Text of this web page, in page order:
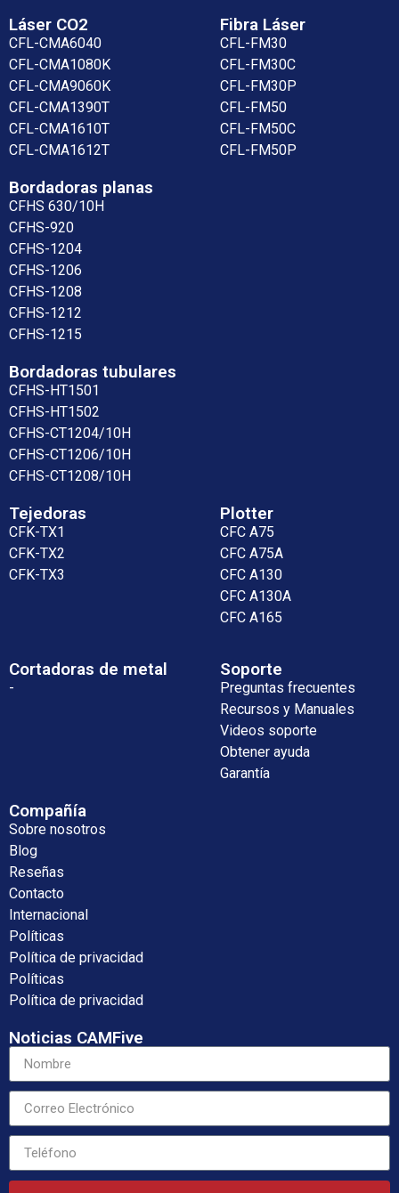
Láser CO2
CFL-CMA6040
CFL-CMA1080K
CFL-CMA9060K
CFL-CMA1390T
CFL-CMA1610T
CFL-CMA1612T
Fibra Láser
CFL-FM30
CFL-FM30C
CFL-FM30P
CFL-FM50
CFL-FM50C
CFL-FM50P
Bordadoras planas
CFHS 630/10H
CFHS-920
CFHS-1204
CFHS-1206
CFHS-1208
CFHS-1212
CFHS-1215
Bordadoras tubulares
CFHS-HT1501
CFHS-HT1502
CFHS-CT1204/10H
CFHS-CT1206/10H
CFHS-CT1208/10H
Tejedoras
CFK-TX1
CFK-TX2
CFK-TX3
Plotter
CFC A75
CFC A75A
CFC A130
CFC A130A
CFC A165
Cortadoras de metal
-
Soporte
Preguntas frecuentes
Recursos y Manuales
Videos soporte
Obtener ayuda
Garantía
Compañía
Sobre nosotros
Blog
Reseñas
Contacto
Internacional
Políticas
Política de privacidad
Políticas
Política de privacidad
Noticias CAMFive